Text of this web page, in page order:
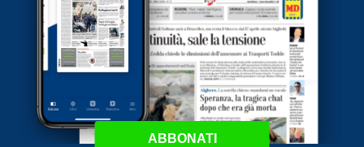
ABBONATI